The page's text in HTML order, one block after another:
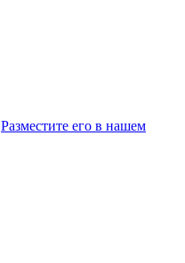
Разместите его в нашем